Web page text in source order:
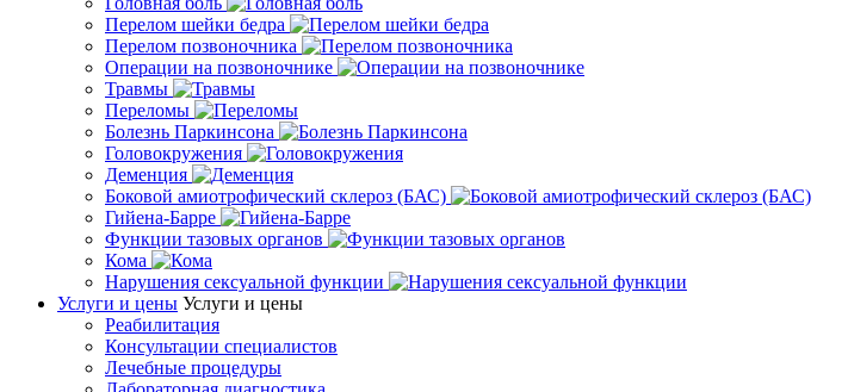
Перелом шейки бедра
Перелом позвоночника
Операции на позвоночнике
Травмы
Переломы
Болезнь Паркинсона
Головокружения
Деменция
Боковой амиотрофический склероз (БАС)
Гийена-Барре
Функции тазовых органов
Кома
Нарушения сексуальной функции
Услуги и цены Услуги и цены
Реабилитация
Консультации специалистов
Лечебные процедуры